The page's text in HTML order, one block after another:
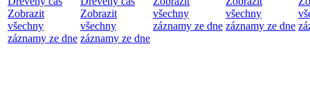
Zobrazit
všechny
záznamy ze dne
Zobrazit
všechny
záznamy ze dne
všechny
záznamy ze dne
všechny
záznamy ze dne